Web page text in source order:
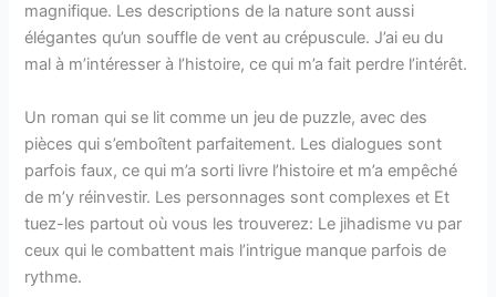
magnifique. Les descriptions de la nature sont aussi
élégantes qu’un souffle de vent au crépuscule. J’ai eu du
mal à m’intéresser à l’histoire, ce qui m’a fait perdre l’intérêt.
Un roman qui se lit comme un jeu de puzzle, avec des
pièces qui s’emboîtent parfaitement. Les dialogues sont
parfois faux, ce qui m’a sorti livre l’histoire et m’a empêché
de m’y réinvestir. Les personnages sont complexes et Et
tuez-les partout où vous les trouverez: Le jihadisme vu par
ceux qui le combattent mais l’intrigue manque parfois de
rythme.